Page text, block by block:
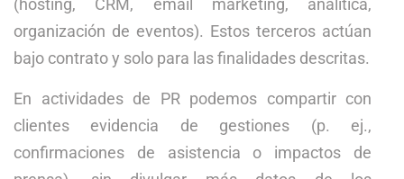
(hosting, CRM, email marketing, analítica,
organización de eventos). Estos terceros actúan
bajo contrato y solo para las finalidades descritas.
En actividades de PR podemos compartir con
clientes evidencia de gestiones (p. ej.,
confirmaciones de asistencia o impactos de